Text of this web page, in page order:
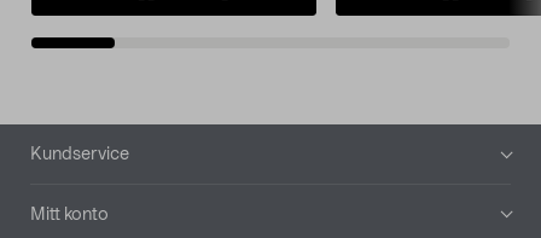
Sidfot
Kundservice
Mitt konto